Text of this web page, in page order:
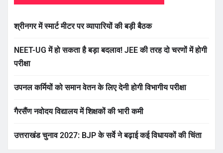
श्रीनगर में स्मार्ट मीटर पर व्यापारियों की बड़ी बैठक
NEET-UG में हो सकता है बड़ा बदलाव! JEE की तरह दो चरणों में होगी
परीक्षा
उपनल कर्मियों को समान वेतन के लिए देनी होगी विभागीय परीक्षा
गैरसैंण नवोदय विद्यालय में शिक्षकों की भारी कमी
उत्तराखंड चुनाव 2027: BJP के सर्वे ने बढ़ाई कई विधायकों की चिंता